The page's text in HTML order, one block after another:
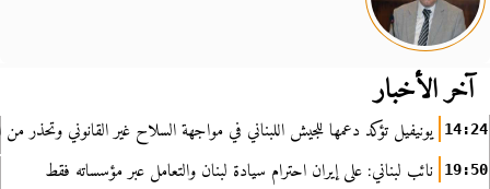
آخر الأخبار
14:24 يونيفيل تؤكد دعمها للجيش اللبناني في مواجهة السلاح غير القانوني وتحذر من
19:50 نائب لبناني: على إيران احترام سيادة لبنان والتعامل عبر مؤسساته فقط